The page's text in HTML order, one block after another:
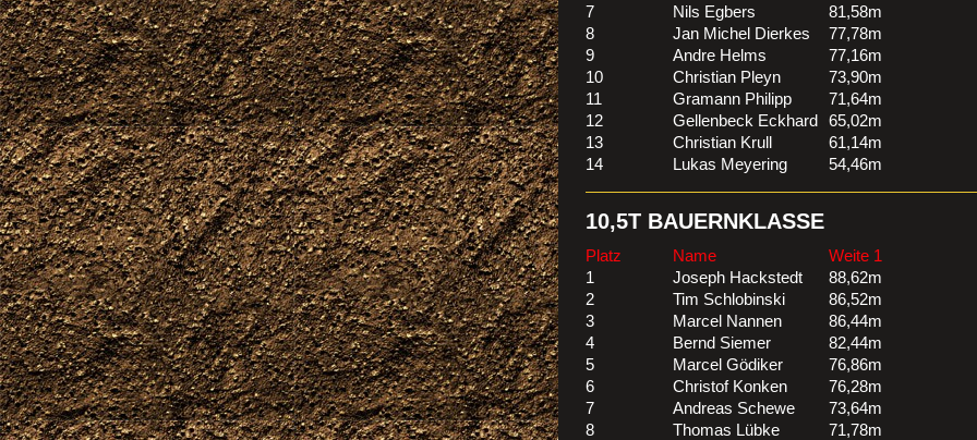
7
Nils Egbers
81,58m
8
Jan Michel Dierkes
77,78m
9
Andre Helms
77,16m
10
Christian Pleyn
73,90m
11
Gramann Philipp
71,64m
12
Gellenbeck Eckhard 65,02m
13
Christian Krull
61,14m
14
Lukas Meyering 54,46m
10,5T BAUERNKLASSE
Platz Name
Weite 1
1
Joseph Hackstedt
88,62m
2
Tim Schlobinski
86,52m
3
Marcel Nannen
86,44m
4
Bernd Siemer
82,44m
5
Marcel Gödiker
76,86m
6
Christof Konken
76,28m
7
Andreas Schewe
73,64m
8
Thomas Lübke
71,78m